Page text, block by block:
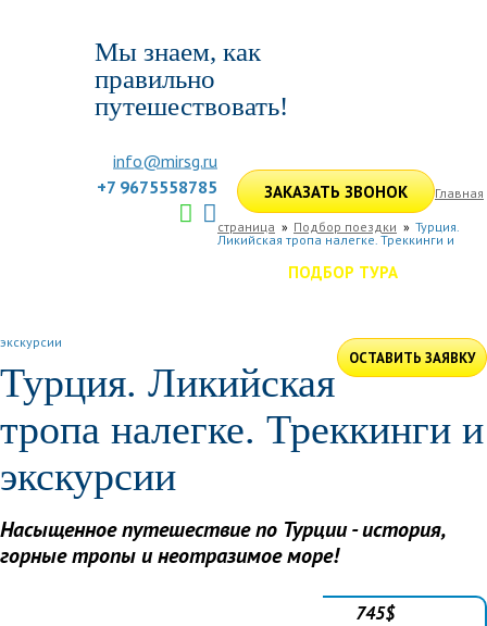
Мы знаем, как
правильно
путешествовать!
info@mirsg.ru
+7 9675558785
ЗАКАЗАТЬ ЗВОНОК
ПОДБОР ТУРА
ОСТАВИТЬ ЗАЯВКУ
Главная
страница Подбор поездки
Турция.
Ликийская тропа налегке. Треккинги и
экскурсии
Турция. Ликийская
тропа налегке. Треккинги и
экскурсии
Насыщенное путешествие по Турции - история,
горные тропы и неотразимое море!
Даты:
11.11.2020 -
Стоимость:
745$